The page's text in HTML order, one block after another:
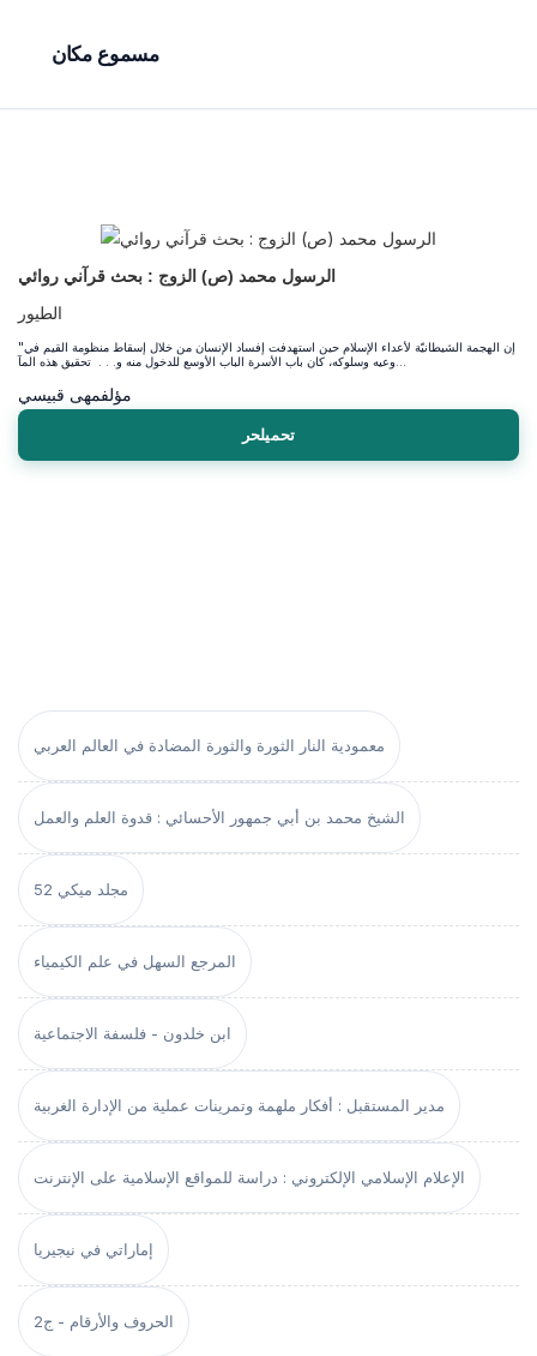
مسموع مكان
معمودية النار الثورة والثورة المضادة في العالم العربي
الشيخ محمد بن أبي جمهور الأحسائي : قدوة العلم والعمل
مجلد ميكي 52
المرجع السهل في علم الكيمياء
ابن خلدون - فلسفة الاجتماعية
مدير المستقبل : أفكار ملهمة وتمرينات عملية من الإدارة الغربية
الإعلام الإسلامي الإلكتروني : دراسة للمواقع الإسلامية على الإنترنت
إماراتي في نيجيريا
الحروف والأرقام - ج2
الرسول محمد (ص) الزوج : بحث قرآني روائي
الطيور
"إن الهجمة الشيطانيّة لأعداء الإسلام حين استهدفت إفساد الإنسان من خلال إسقاط منظومة القيم في
مؤلفمهى قبيسي
تحميلحر